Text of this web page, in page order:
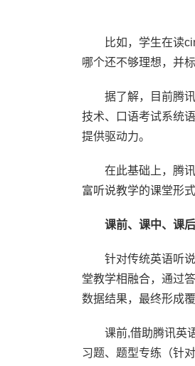
比如，学生在读
哪个还不够理想，并
据了解，目前腾
技术、口语考试系统
提供驱动力。
在此基础上，腾
富听说教学的课堂形
课前、课中、课
针对传统英语听
堂教学相融合，通过
数据结果，最终形成
课前,借助腾讯英
习题、题型专练（针